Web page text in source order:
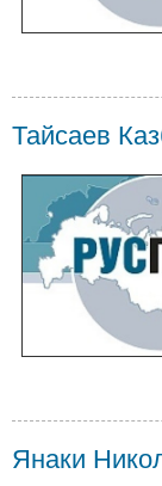
Тайсаев
Янаки